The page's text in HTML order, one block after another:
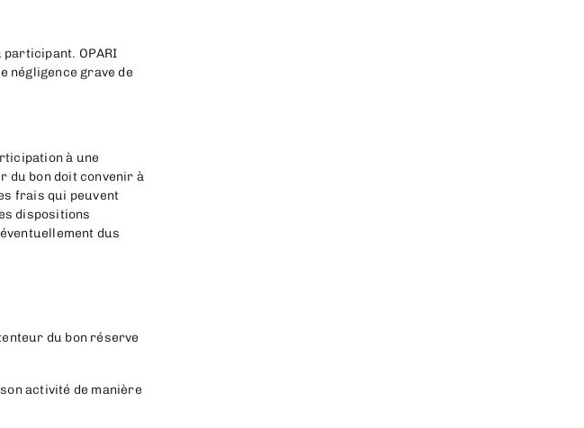
OPARI
négligence grave de
à une
du bon doit convenir à
frais qui peuvent
dispositions
dus
du bon réserve
activité de manière